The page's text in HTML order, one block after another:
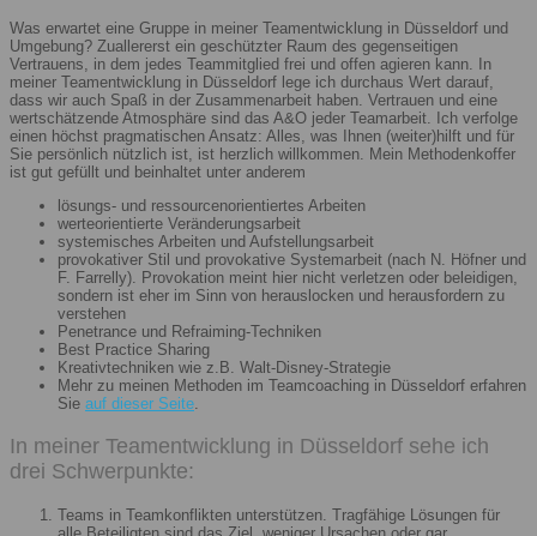
Was erwartet eine Gruppe in meiner Teamentwicklung in Düsseldorf und
Umgebung? Zuallererst ein geschützter Raum des gegenseitigen
Vertrauens, in dem jedes Teammitglied frei und offen agieren kann. In
meiner Teamentwicklung in Düsseldorf lege ich durchaus Wert darauf,
dass wir auch Spaß in der Zusammenarbeit haben. Vertrauen und eine
wertschätzende Atmosphäre sind das A&O jeder Teamarbeit. Ich verfolge
einen höchst pragmatischen Ansatz: Alles, was Ihnen (weiter)hilft und für
Sie persönlich nützlich ist, ist herzlich willkommen. Mein Methodenkoffer
ist gut gefüllt und beinhaltet unter anderem
lösungs- und ressourcenorientiertes Arbeiten
werteorientierte Veränderungsarbeit
systemisches Arbeiten und Aufstellungsarbeit
provokativer Stil und provokative Systemarbeit (nach N. Höfner und
F. Farrelly). Provokation meint hier nicht verletzen oder beleidigen,
sondern ist eher im Sinn von herauslocken und herausfordern zu
verstehen
Penetrance und Refraiming-Techniken
Best Practice Sharing
Kreativtechniken wie z.B. Walt-Disney-Strategie
Mehr zu meinen Methoden im Teamcoaching in Düsseldorf erfahren
Sie auf dieser Seite.
In meiner Teamentwicklung in Düsseldorf sehe ich
drei Schwerpunkte:
Teams in Teamkonflikten unterstützen. Tragfähige Lösungen für